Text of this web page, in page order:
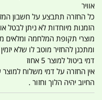
אוויר
כל החזרה תתבצע על חשבון
הזמנות מיוחדות לא ניתן לבטל
מוצרי תקופת המלחמה ומלאים
ומתכנן להחזיר מוטב לו שלא יזמין
דמי ביטול למוצר 5 אחוז
אין החזרה על דמי משלוח
החיוב יהיה הלוך וחזור .